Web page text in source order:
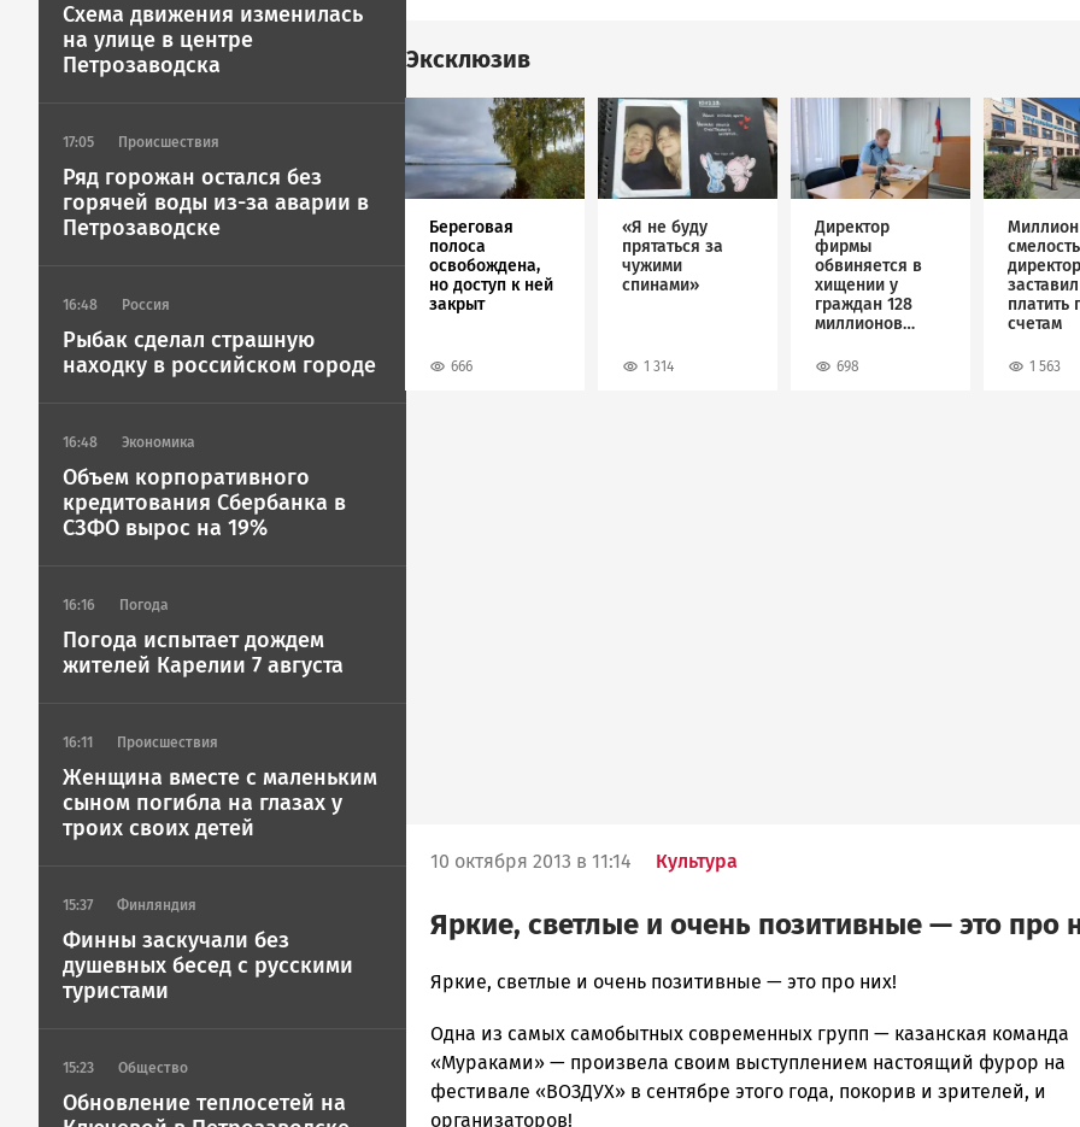
Схема движения изменилась
на улице в центре
Петрозаводска
17:05 Происшествия
Ряд горожан остался без
горячей воды из-за аварии в
Петрозаводске
16:48 Россия
Рыбак сделал страшную
находку в российском городе
16:48 Экономика
Объем корпоративного
кредитования Сбербанка в
СЗФО вырос на 19%
16:16 Погода
Погода испытает дождем
жителей Карелии 7 августа
16:11 Происшествия
Женщина вместе с маленьким
сыном погибла на глазах у
троих своих детей
15:37 Финляндия
Финны заскучали без
душевных бесед с русскими
туристами
15:23 Общество
Обновление теплосетей на
Эксклюзив
Береговая
полоса
освобождена,
но доступ к ней
закрыт
666
Image
«Я не буду
прятаться за
чужими
спинами»
1 314
Директор
фирмы
обвиняется в
хищении у
граждан 128
миллионов
698
Image
платить
счетам
1 563
10 октября 2013 в 11:14 Культура
Яркие, светлые и очень позитивные — это про
admintimur
Петрозаводска
и
Карелии
|
Яркие, светлые и очень позитивные — это про них!
Одна из самых самобытных современных групп — казанская команда
«Мураками» — произвела своим выступлением настоящий фурор на
фестивале «ВОЗДУХ» в сентябре этого года, покорив и зрителей, и
организаторов!